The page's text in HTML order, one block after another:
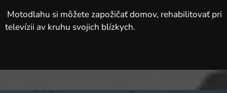
Motodlahu si môžete zapožičať domov, rehabilitovať pri
televízii av kruhu svojich blízkych.